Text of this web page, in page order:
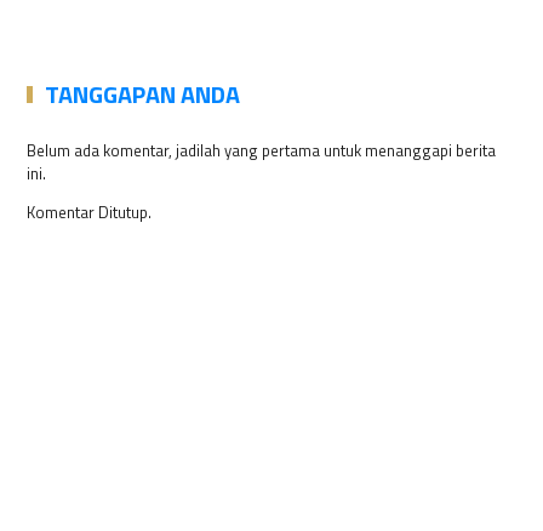
TANGGAPAN ANDA
Belum ada komentar, jadilah yang pertama untuk menanggapi berita
ini.
Komentar Ditutup.